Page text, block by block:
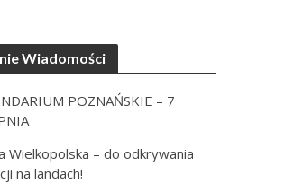
Wiadomości
POZNAŃSKIE – 7
Wielkopolska – do odkrywania
na landach!